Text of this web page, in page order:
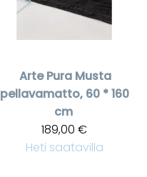
Arte Pura Musta
pellavamatto, 60 * 160
cm
189,00 €
Heti saatavilla